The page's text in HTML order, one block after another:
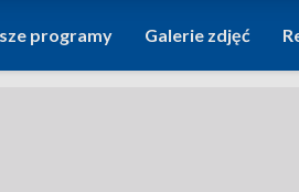
programy Galerie zdjęć